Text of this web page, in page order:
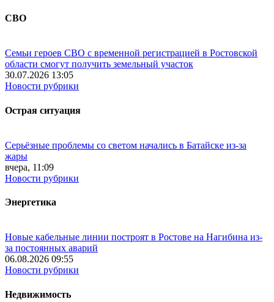
СВО
Семьи героев СВО с временной регистрацией в Ростовской
области смогут получить земельный участок
30.07.2026 13:05
Новости рубрики
Острая ситуация
Серьёзные проблемы со светом начались в Батайске из-за
жары
вчера, 11:09
Новости рубрики
Энергетика
Новые кабельные линии построят в Ростове на Нагибина из-
за постоянных аварий
06.08.2026 09:55
Новости рубрики
Недвижимость